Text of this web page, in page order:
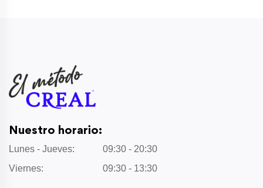
Nuestro horario:
Lunes - Jueves:
09:30 - 20:30
Viernes:
09:30 - 13:30